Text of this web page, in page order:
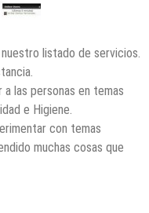
listado de servicios.
las personas en temas
e Higiene.
con temas
muchas cosas que